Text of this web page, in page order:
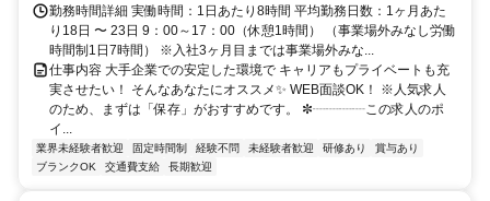
勤務時間詳細 実働時間：1日あたり8時間 平均勤務日数：1ヶ月あた
り18日 〜 23日 9：00～17：00（休憩1時間） （事業場外みなし労働
時間制1日7時間） ※入社3ヶ月目までは事業場外みな...
仕事内容 大手企業での安定した環境で キャリアもプライベートも充
実させたい！ そんなあなたにオススメ✨ WEB面談OK！ ※人気求人
のため、まずは「保存」がおすすめです。 ✼┈┈┈┈この求人のポ
イ...
業界未経験者歓迎 固定時間制 経験不問 未経験者歓迎 研修あり
賞与あり
ブランクOK
交通費支給 長期歓迎